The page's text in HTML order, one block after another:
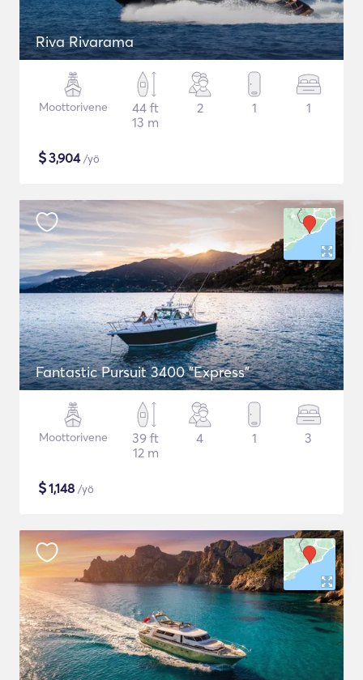
Riva Rivarama
Moottorivene
44 ft
13 m
2 1 1
$3,904/yö
Fantastic Pursuit 3400 "Express"
Moottorivene
39 ft
12 m
4 1 3
$1,148 /yö